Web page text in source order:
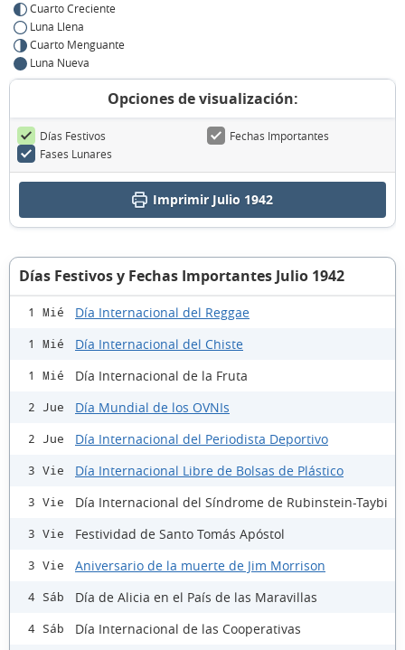
Cuarto Creciente
Luna Llena
Cuarto Menguante
Luna Nueva
Opciones de visualización:
Días Festivos
Fechas Importantes
Fases Lunares
Imprimir Julio 1942
Días Festivos y Fechas Importantes Julio 1942
1 Mié Día Internacional del Reggae
1 Mié Día Internacional del Chiste
1 Mié Día Internacional de la Fruta
2 Jue Día Mundial de los OVNIs
2 Jue Día Internacional del Periodista Deportivo
3 Vie Día Internacional Libre de Bolsas de Plástico
3 Vie Día Internacional del Síndrome de Rubinstein-Taybi
3 Vie Festividad de Santo Tomás Apóstol
3 Vie Aniversario de la muerte de Jim Morrison
4 Sáb Día de Alicia en el País de las Maravillas
4 Sáb Día Internacional de las Cooperativas